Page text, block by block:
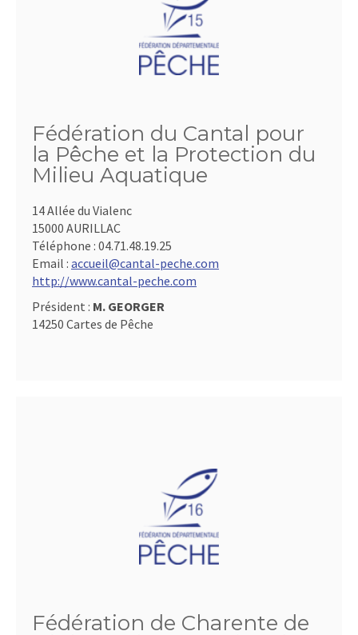
Fédération du Cantal pour
la Pêche et la Protection du
Milieu Aquatique
14 Allée du Vialenc
15000 AURILLAC
Téléphone : 04.71.48.19.25
Email : accueil@cantal-peche.com
http://www.cantal-peche.com
Président : M. GEORGER
14250 Cartes de Pêche
Fédération de Charente de